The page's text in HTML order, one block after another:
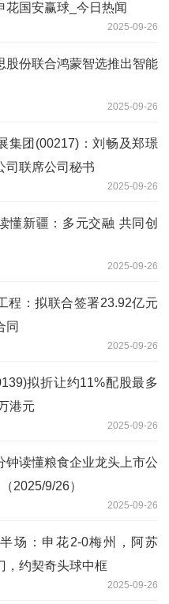
花国安赢球_今日热闻
2025-09-26
股份联合鸿蒙智选推出智能
2025-09-26
集团(00217)：刘畅及郑璟
司联席公司秘书
2025-09-26
懂新疆：多元交融 共同创
2025-09-26
程：拟联合签署23.92亿元
同
2025-09-26
拟折让约11%配股最多
港元
2025-09-26
钟读懂粮食企业龙头上市公
2025/9/26）
2025-09-26
半场：申花2-0梅州，阿苏
，约契奇头球中框
2025-09-26